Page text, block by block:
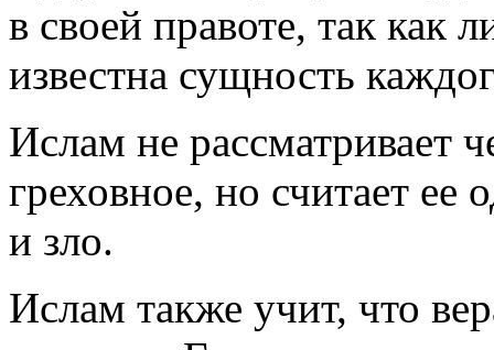
в своей правоте, так
известна сущность
Ислам не рассматривает
греховное, но считает ее
и зло.
Ислам также учит, что